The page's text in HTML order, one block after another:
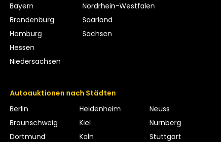
Bayern
Brandenburg
Hamburg
Hessen
Niedersachsen
Nordrhein-Westfalen
Saarland
Sachsen
Autoauktionen nach Städten
Berlin
Braunschweig
Dortmund
Heidenheim
Kiel
Köln
Neuss
Nürnberg
Stuttgart